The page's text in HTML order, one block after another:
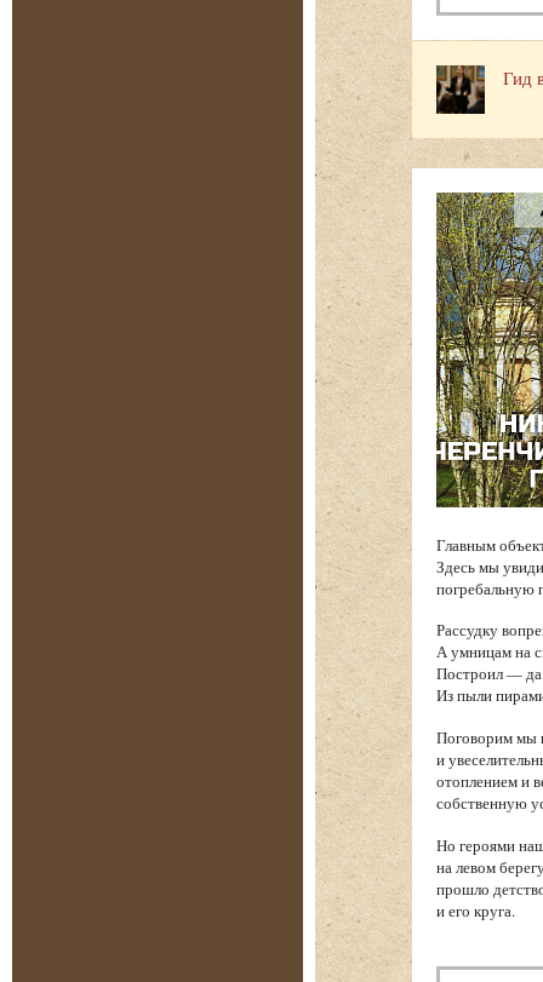
Гид
Главным
Здесь мы
погребальную
Рассудку
А умницам на
Построил — да
Из пыли
Поговорим мы
и
отоплением и
собственную
Но героями
на левом
прошло
и его круга.